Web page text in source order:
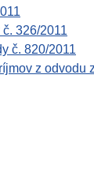
326/2011
č. 820/2011
z odvodu